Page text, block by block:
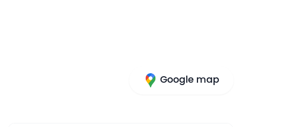
Google map